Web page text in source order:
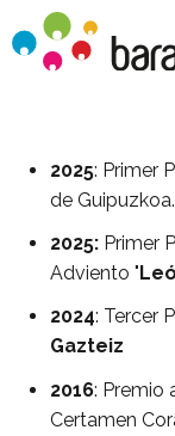
2025: Primer
de
2025: Primer
Adviento "
2024: Tercer
Gazteiz
2016: Premio
Certamen